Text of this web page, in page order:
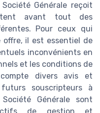
Générale reçoit
avant tout des
Pour ceux qui
il est essentiel de
inconvénients en
et les conditions de
divers avis et
souscripteurs à
Générale sont